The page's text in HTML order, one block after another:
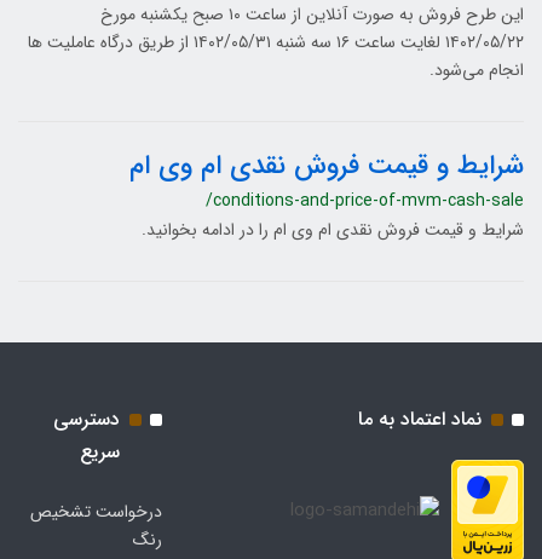
این طرح فروش به صورت آنلاین از ساعت ۱۰ صبح یکشنبه مورخ
۱۴۰۲/۰۵/۲۲ لغایت ساعت ۱۶ سه شنبه ۱۴۰۲/۰۵/۳۱ از طریق درگاه عاملیت ها
انجام می‌شود.
شرایط و قیمت فروش نقدی ام وی ام
/conditions-and-price-of-mvm-cash-sale
شرایط و قیمت فروش نقدی ام وی ام را در ادامه بخوانید.
نماد اعتماد به ما
دسترسی
سریع
درخواست تشخیص
رنگ